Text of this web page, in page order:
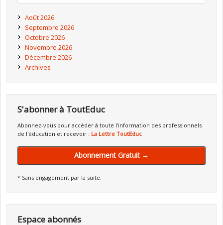
Août 2026
Septembre 2026
Octobre 2026
Novembre 2026
Décembre 2026
Archives
S'abonner à ToutEduc
Abonnez-vous pour accéder à toute l'information des professionnels
de l'éducation et recevoir : La Lettre ToutEduc
Abonnement Gratuit →
* Sans engagement par la suite.
Espace abonnés